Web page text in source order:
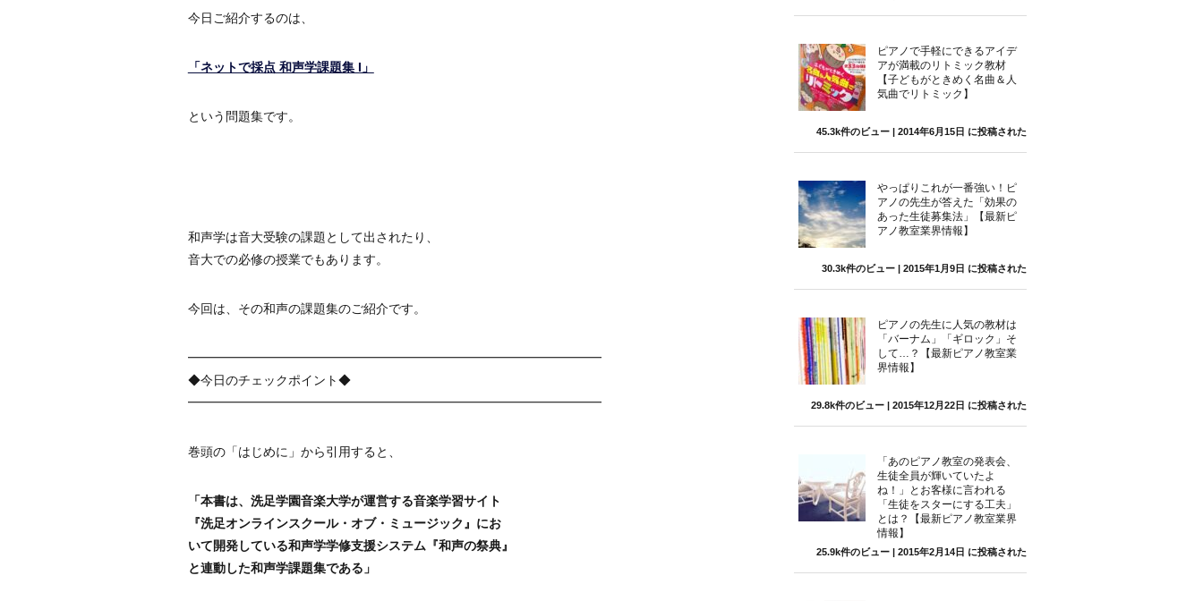
今日ご紹介するのは、
「ネットで採点 和声学課題集 I」
という問題集です。
和声学は音大受験の課題として出されたり、
音大での必修の授業でもあります。
今回は、その和声の課題集のご紹介です。
━━━━━━━━━━━━━━━━━━━━━━━━━━━━━━━━━
◆今日のチェックポイント◆
━━━━━━━━━━━━━━━━━━━━━━━━━━━━━━━━━
巻頭の「はじめに」から引用すると、
「本書は、洗足学園音楽大学が運営する音楽学習サイト
『洗足オンラインスクール・オブ・ミュージック』にお
いて開発している和声学学修支援システム『和声の祭典』
と連動した和声学課題集である」
ピアノで手軽にできるアイデ
アが満載のリトミック教材
【子どもがときめく名曲＆人
気曲でリトミック】
45.3k件のビュー | 2014年6月15日 に投稿された
やっぱりこれが一番強い！ピ
アノの先生が答えた「効果の
あった生徒募集法」【最新ピ
アノ教室業界情報】
30.3k件のビュー | 2015年1月9日 に投稿された
ピアノの先生に人気の教材は
「バーナム」「ギロック」そ
して…？【最新ピアノ教室業
界情報】
29.8k件のビュー | 2015年12月22日 に投稿された
「あのピアノ教室の発表会、
生徒全員が輝いていたよ
ね！」とお客様に言われる
「生徒をスターにする工夫」
とは？【最新ピアノ教室業界
情報】
25.9k件のビュー | 2015年2月14日 に投稿された